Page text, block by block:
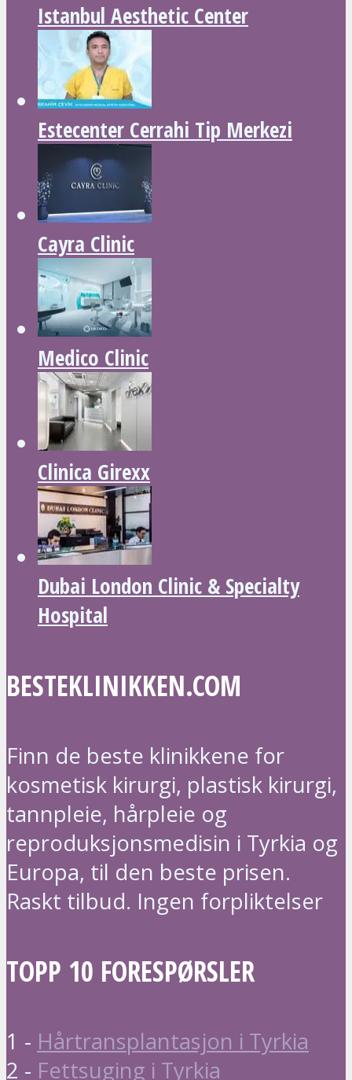
Istanbul Aesthetic Center
Estecenter Cerrahi Tip Merkezi
Cayra Clinic
Medico Clinic
Clinica Girexx
Dubai London Clinic & Specialty
Hospital
BESTEKLINIKKEN.COM
Finn de beste klinikkene for
kosmetisk kirurgi, plastisk kirurgi,
tannpleie, hårpleie og
reproduksjonsmedisin i Tyrkia og
Europa, til den beste prisen.
Raskt tilbud. Ingen forpliktelser
TOPP 10 FORESPØRSLER
1 - Hårtransplantasjon i Tyrkia
2 - Fettsuging i Tyrkia